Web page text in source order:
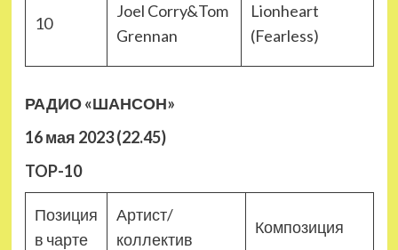
10
Joel Corry&Tom
Grennan
Lionheart
(Fearless)
РАДИО «ШАНСОН»
16 мая 2023 (22.45)
TOP-10
Позиция
в чарте
Артист/
коллектив
Композиция